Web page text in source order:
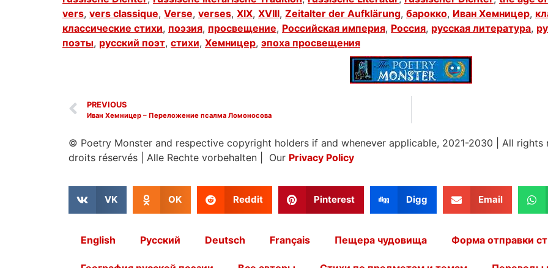
vers, vers classique, Verse, verses, XIX, XVIII, Zeitalter der Aufklärung, барокко, Иван Хемницер,
классические стихи, поэзия, просвещение, Российская империя, Россия, русская литература,
поэты, русский поэт, стихи, Хемницер, эпоха просвещения
PREVIOUS
Иван Хемницер – Переложение псалма Ломоносова
© Poetry Monster and respective copyright holders if and whenever applicable, 2021-2030 All rights
droits réservés
Alle Rechte vorbehalten | Our Privacy Policy
VK OK Reddit Pinterest Digg Email
English Русский Deutsch Français Пещера чудовища Форма отправки